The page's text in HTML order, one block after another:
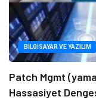
BILGISAYAR VE YAZILIM
Patch Mgmt
Hassasiyet